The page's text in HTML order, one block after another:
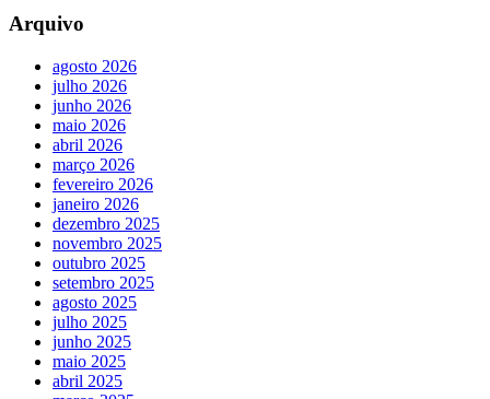
Arquivo
agosto 2026
julho 2026
junho 2026
maio 2026
abril 2026
março 2026
fevereiro 2026
janeiro 2026
dezembro 2025
novembro 2025
outubro 2025
setembro 2025
agosto 2025
julho 2025
junho 2025
maio 2025
abril 2025